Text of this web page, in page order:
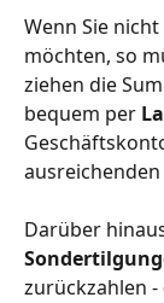
Wenn Sie
möchten, so
ziehen die
bequem per
Darüber
zurückzahlen -